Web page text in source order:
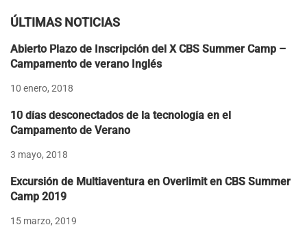
ÚLTIMAS NOTICIAS
Abierto Plazo de Inscripción del X CBS Summer Camp –
Campamento de verano Inglés
10 enero, 2018
10 días desconectados de la tecnología en el
Campamento de Verano
3 mayo, 2018
Excursión de Multiaventura en Overlimit en CBS Summer
Camp 2019
15 marzo, 2019